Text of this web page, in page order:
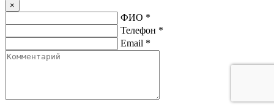
×
ФИО *
Телефон *
Email *